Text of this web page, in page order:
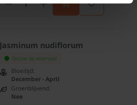
Jasminum nudiflorum
Online op voorraad
Bloeitijd:
December - April
Groenblijvend:
Nee